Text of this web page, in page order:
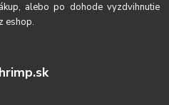
alebo po dohode vyzdvihnutie
eshop.